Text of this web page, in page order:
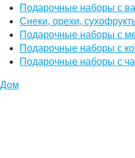
Подарочные наборы с
Снеки, орехи,
Подарочные наборы с
Подарочные наборы с
Подарочные наборы с
Дом